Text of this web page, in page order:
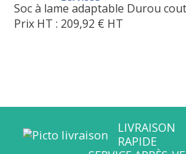
Soc à lame adaptable Durou
Prix HT : 209,92 € HT